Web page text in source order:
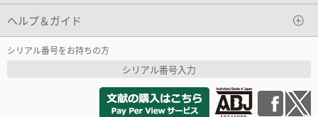
ヘルプ＆ガイド
シリアル番号をお持ちの方
シリアル番号入力